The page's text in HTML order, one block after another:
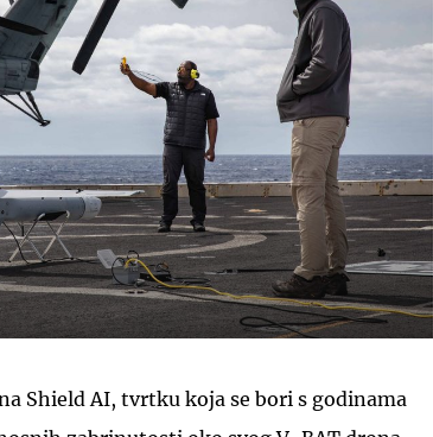
Shield AI, tvrtku koja se bori s godinama
UKLJUČITE NOTIFIKACIJE